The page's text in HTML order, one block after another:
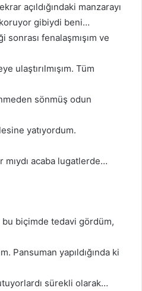
açıldığındaki manzarayı
gibiydi beni…
sonrası fenalaşmışım ve
ulaştırılmışım. Tüm
sönmüş odun
yatıyordum.
acaba lugatlerde…
bu biçimde tedavi gördüm,
Pansuman yapıldığında ki
sürekli olarak…